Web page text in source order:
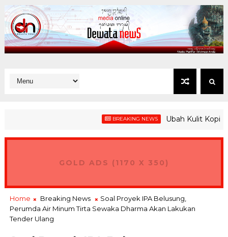
BREAKING NEWS Ubah Kulit Kopi Jadi
UMKM Jangan Pulang Bawa Dagangan dari Nusa Dua Eco
GOLD ADS (1170 X 350)
Home Breaking News
Soal Proyek IPA Belusung,
Perumda Air Minum Tirta Sewaka Dharma Akan Lakukan
Tender Ulang